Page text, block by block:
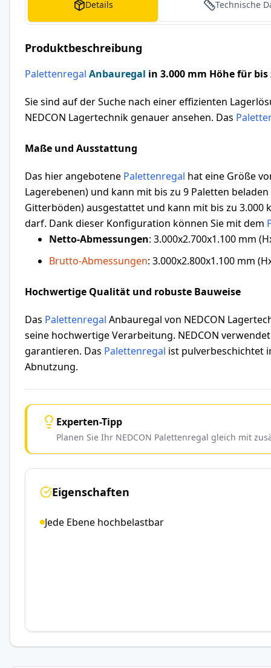
Details Technische
Produktbeschreibung
Palettenregal Anbauregal in 3.000 mm Höhe für
Sie sind auf der Suche nach einer effizienten
NEDCON Lagertechnik genauer ansehen. Das
Maße und Ausstattung
Das hier angebotene Palettenregal hat eine Größe
Lagerebenen) und kann mit bis zu 9 Paletten
Gitterböden) ausgestattet und kann mit bis zu 3.000
darf. Dank dieser Konfiguration können Sie mit dem
Netto-Abmessungen: 3.000x2.700x1.100 mm
Brutto-Abmessungen: 3.000x2.800x1.100 mm
Hochwertige Qualität und robuste Bauweise
Das Palettenregal Anbauregal von NEDCON
seine hochwertige Verarbeitung. NEDCON
garantieren. Das Palettenregal ist pulverbeschichtet
Abnutzung.
Experten-Tipp
Planen Sie Ihr NEDCON Palettenregal gleich mit
Eigenschaften
Jede Ebene hochbelastbar